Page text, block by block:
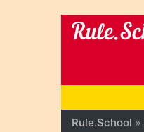
Rule.School »